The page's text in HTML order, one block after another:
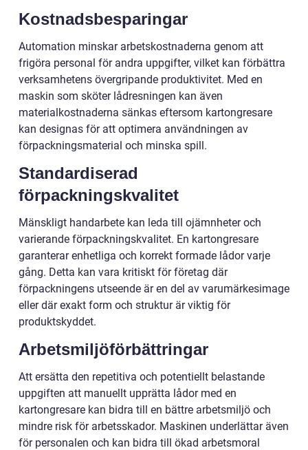
Kostnadsbesparingar
Automation minskar arbetskostnaderna genom att
frigöra personal för andra uppgifter, vilket kan förbättra
verksamhetens övergripande produktivitet. Med en
maskin som sköter lådresningen kan även
materialkostnaderna sänkas eftersom kartongresare
kan designas för att optimera användningen av
förpackningsmaterial och minska spill.
Standardiserad
förpackningskvalitet
Mänskligt handarbete kan leda till ojämnheter och
varierande förpackningskvalitet. En kartongresare
garanterar enhetliga och korrekt formade lådor varje
gång. Detta kan vara kritiskt för företag där
förpackningens utseende är en del av varumärkesimage
eller där exakt form och struktur är viktig för
produktskyddet.
Arbetsmiljöförbättringar
Att ersätta den repetitiva och potentiellt belastande
uppgiften att manuellt upprätta lådor med en
kartongresare kan bidra till en bättre arbetsmiljö och
mindre risk för arbetsskador. Maskinen underlättar även
för personalen och kan bidra till ökad arbetsmoral